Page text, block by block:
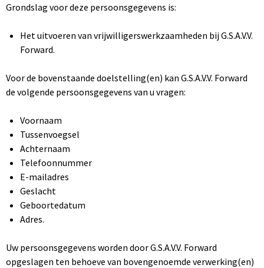
Grondslag voor deze persoonsgegevens is:
Het uitvoeren van vrijwilligerswerkzaamheden bij G.S.A.V.V.
Forward.
Voor de bovenstaande doelstelling(en) kan G.S.A.V.V. Forward
de volgende persoonsgegevens van u vragen:
Voornaam
Tussenvoegsel
Achternaam
Telefoonnummer
E-mailadres
Geslacht
Geboortedatum
Adres.
Uw persoonsgegevens worden door G.S.A.V.V. Forward
opgeslagen ten behoeve van bovengenoemde verwerking(en)